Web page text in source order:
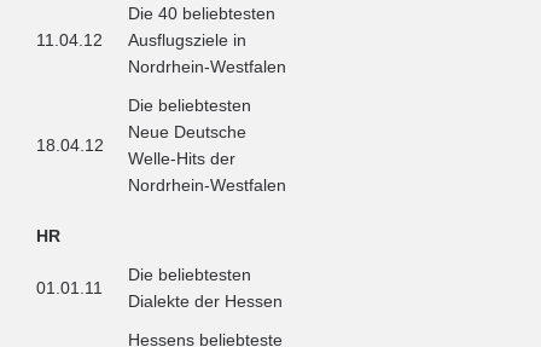
11.04.12
Die 40 beliebtesten
Ausflugsziele in
Nordrhein-Westfalen
18.04.12
Die beliebtesten
Neue Deutsche
Welle-Hits der
Nordrhein-Westfalen
HR
01.01.11
Die beliebtesten
Dialekte der Hessen
Hessens beliebteste